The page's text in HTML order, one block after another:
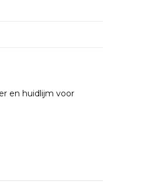
en huidlijm voor